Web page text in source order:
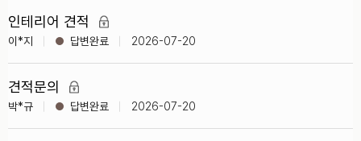
인테리어 견적
이*지 2026-07-20
견적문의
박*규 2026-07-20